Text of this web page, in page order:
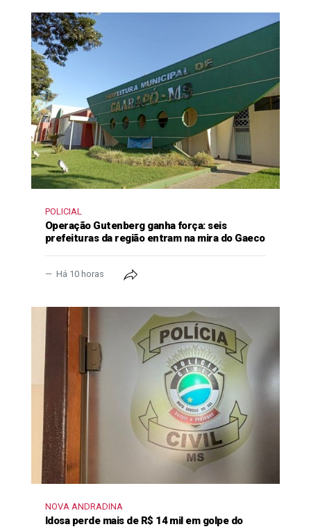
POLICIAL
Operação Gutenberg ganha força: seis
prefeituras da região entram na mira do Gaeco
Há 10 horas
NOVA ANDRADINA
Idosa perde mais de R$ 14 mil em golpe do